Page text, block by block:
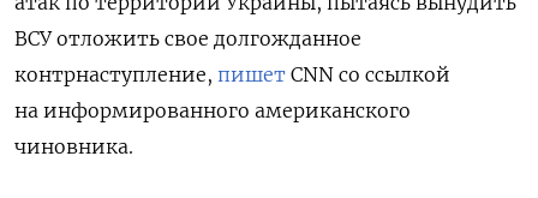
ВСУ отложить свое долгожданное
контрнаступление, пишет CNN со ссылкой
на информированного американского
чиновника.